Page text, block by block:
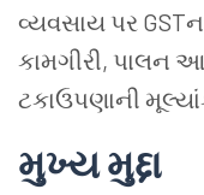
વ્યવસાય પર
કામગીરી, પાલન
ટકાઉપણાની
મુખ્ય મુદ્દા